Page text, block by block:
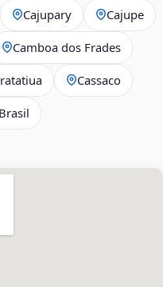
Cajupary Cajupe
Camboa dos Frades
Cassaco